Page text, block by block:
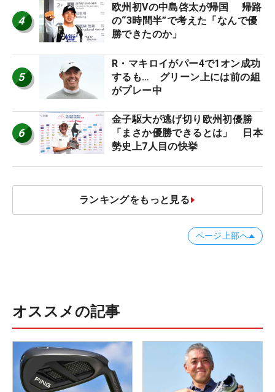
4
欧州初Vの中島啓太が帰国 帰路
の“3時間半”で考えた「なんで優
勝できたのか」
5
R・マキロイがパー4で1オン成功
するも… グリーン上には前の組
がプレー中
6
金子駆大が逃げ切り欧州初優勝
「まさか優勝できるとは」 日本
勢史上7人目の快挙
ランキングをもっと見る
ページ上部へ
オススメの記事